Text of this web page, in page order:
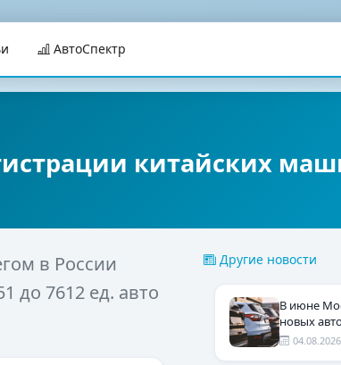
АвтоСпектр
китайских
в России
до 7612 ед. авто
Другие новости
В июне
новых